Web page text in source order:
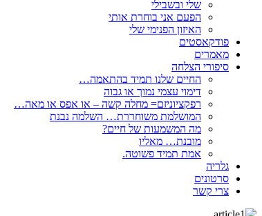
שלי ובשבילי
הפעם אני בוחרת אותי
האיזון הפנימי שלי
פודקאסטים
מאמרים
סיפורי הצלחה
החיים שלנו תמיד בהתאמה…
דימוי עצמי נמוך או גבוה
רפקציוניזם= מחלה קשה – או אפס או מאה…
המושלמת משוחררת… השלמה נבנת
מה המשמעות של חיים?
מובנת… מאליו
אמת תמיד פשוטה.
גלריה
סרטונים
צרי קשר